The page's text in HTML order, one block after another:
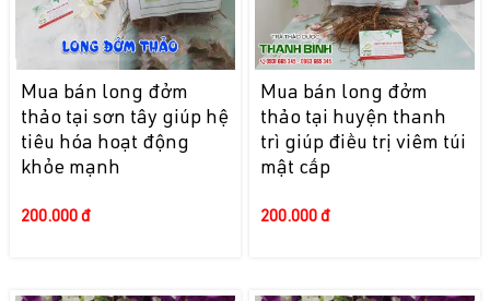
Mua bán long đởm
thảo tại sơn tây giúp hệ
tiêu hóa hoạt động
khỏe mạnh
200.000 đ
Mua bán long đởm
thảo tại huyện thanh
trì giúp điều trị viêm túi
mật cấp
200.000 đ